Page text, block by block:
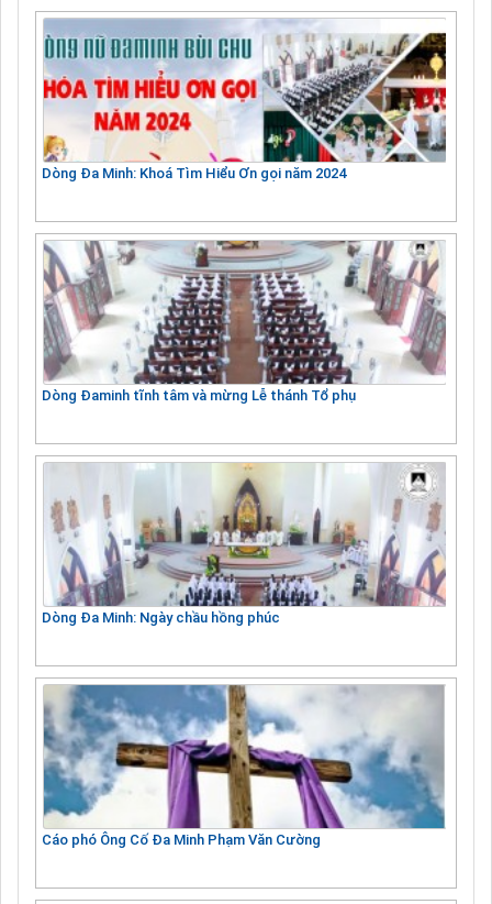
Dòng Đa Minh: Khoá Tìm Hiểu Ơn gọi năm 2024
Dòng Đaminh tĩnh tâm và mừng Lễ thánh Tổ phụ
Dòng Đa Minh: Ngày chầu hồng phúc
Cáo phó Ông Cố Đa Minh Phạm Văn Cường